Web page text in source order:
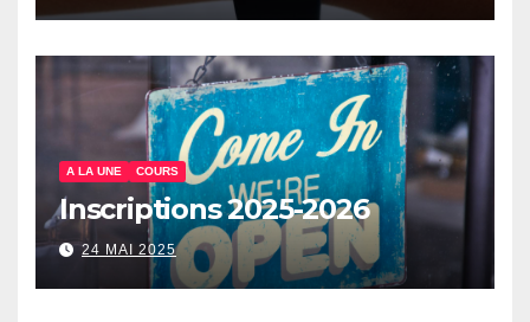
A LA UNE COURS
Inscriptions 2025-2026
24 MAI 2025